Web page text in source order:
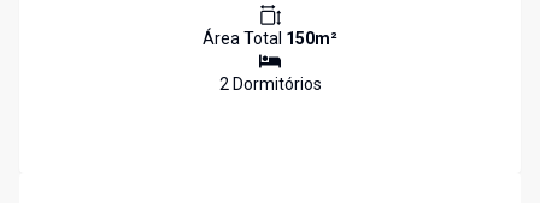
Área Total 150m²
2Dormitórios